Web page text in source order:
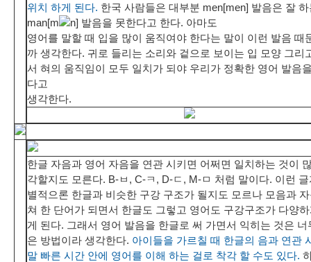
위치 하게 된다. 한국 사람들은 대부분 men[men] 발음은 잘
man[m
n] 발음을 못한다고 한다. 아마도
영어를 말할 때 입을 많이 움직여야 한다는 말이 이런 발음 때
까 생각한다. 귀로 들리는 소리와 겉으로 보이는 입 모양 그리
서 혀의 움직임이 모두 일치가 되야 우리가 정확한 영어 발음
다고
생각한다.
한글 자음과 영어 자음을 연관 시키면 어쩌면 일치하는 것이
각할지도 모른다. B-ㅂ, C-ㅋ, D-ㄷ, M-ㅁ 처럼 말이다. 이런
별적으론 한글과 비슷한 구강 구조가 될지도 모르나 모음과
쳐 한 단어가 되면서 한글도 그렇고 영어도 구강구조가 다양
게 된다. 그래서 영어 발음을 한글로 써 가면서 익히는 것은 너
은 방법이라 생각한다. 아이들을 가르칠 때 한글의 음과 연관
말 빠른 시간 안에 영어를 이해 하는 걸로 착각 할 수도 있다.